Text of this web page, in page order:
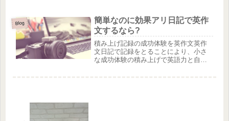
ラシも要チェック！先行LESSON受付
しています！
Blog
簡単なのに効果アリ日記で英作
文するなら?
積み上げ記録の成功体験を英作文英作
文日記で記録をとることにより、小さ
な成功体験の積み上げで英語力と自己